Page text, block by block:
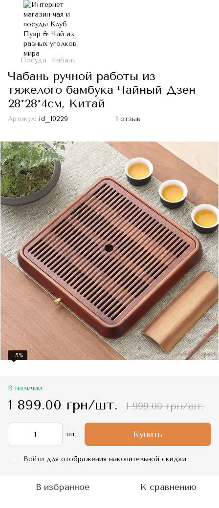
Посуда Чабань
Чабань ручной работы из
тяжелого бамбука Чайный Дзен
28*28*4см, Китай
Артикул: id_10229 1 отзыв
−5%
В наличии
1 899.00 грн/шт. 1 999.00 грн/шт.
шт. Купить
Войти для отображения накопительной скидки
В избранное К сравнению